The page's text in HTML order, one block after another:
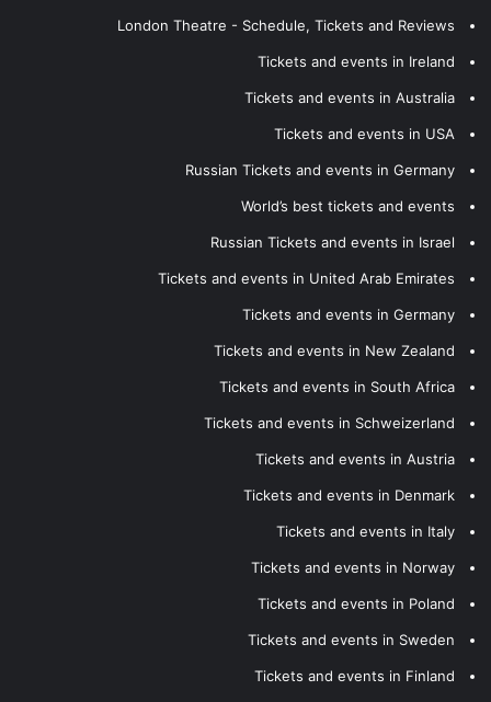
London Theatre - Schedule, Tickets and Reviews
Tickets and events in Ireland
Tickets and events in Australia
Tickets and events in USA
Russian Tickets and events in Germany
World’s best tickets and events
Russian Tickets and events in Israel
Tickets and events in United Arab Emirates
Tickets and events in Germany
Tickets and events in New Zealand
Tickets and events in South Africa
Tickets and events in Schweizerland
Tickets and events in Austria
Tickets and events in Denmark
Tickets and events in Italy
Tickets and events in Norway
Tickets and events in Poland
Tickets and events in Sweden
Tickets and events in Finland